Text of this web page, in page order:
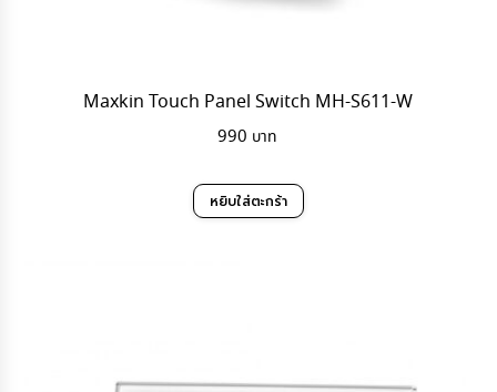
Maxkin Touch Panel Switch MH-S611-W
990
หยิบใส่ตะกร้า